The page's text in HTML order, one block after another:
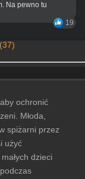
Na pewno tu
19
ochronić
Młoda,
spiżarni przez
użyć
dzieci